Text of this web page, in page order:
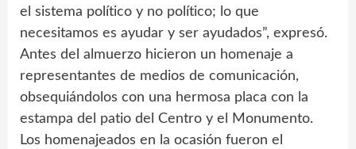
el sistema político y no político; lo que
necesitamos es ayudar y ser ayudados”, expresó.
Antes del almuerzo hicieron un homenaje a
representantes de medios de comunicación,
obsequiándolos con una hermosa placa con la
estampa del patio del Centro y el Monumento.
Los homenajeados en la ocasión fueron el